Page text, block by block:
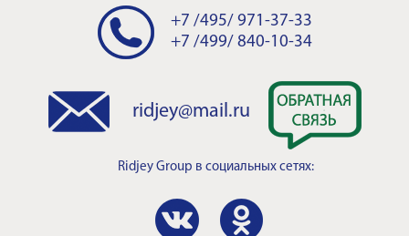
+7 /495/ 971-37-33
+7 /499/ 840-10-34
ridjey@mail.ru
Ridjey Group в социальных сетях: